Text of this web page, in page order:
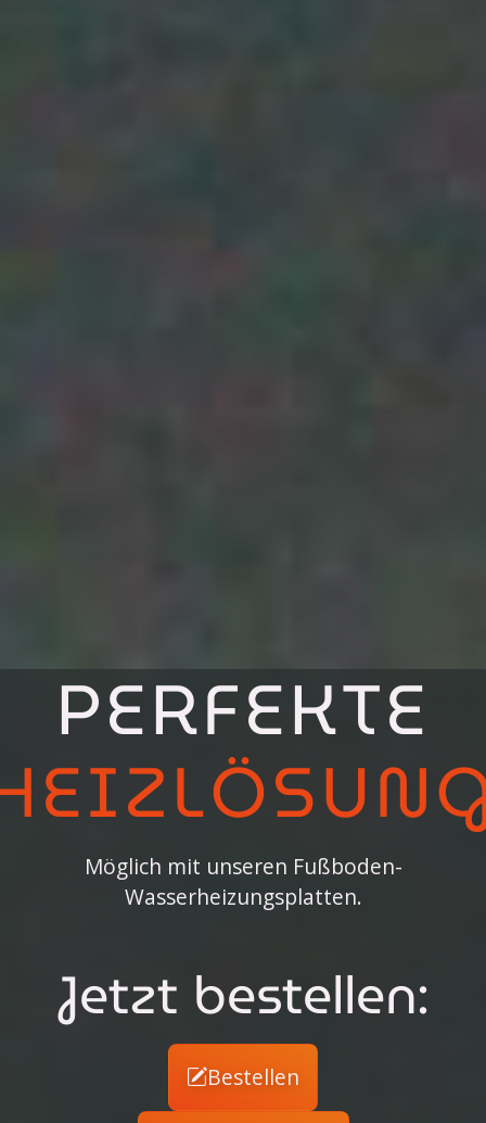
PERFEKTE
Möglich mit unseren Fußboden-
Wasserheizungsplatten.
Jetzt bestellen:
Bestellen